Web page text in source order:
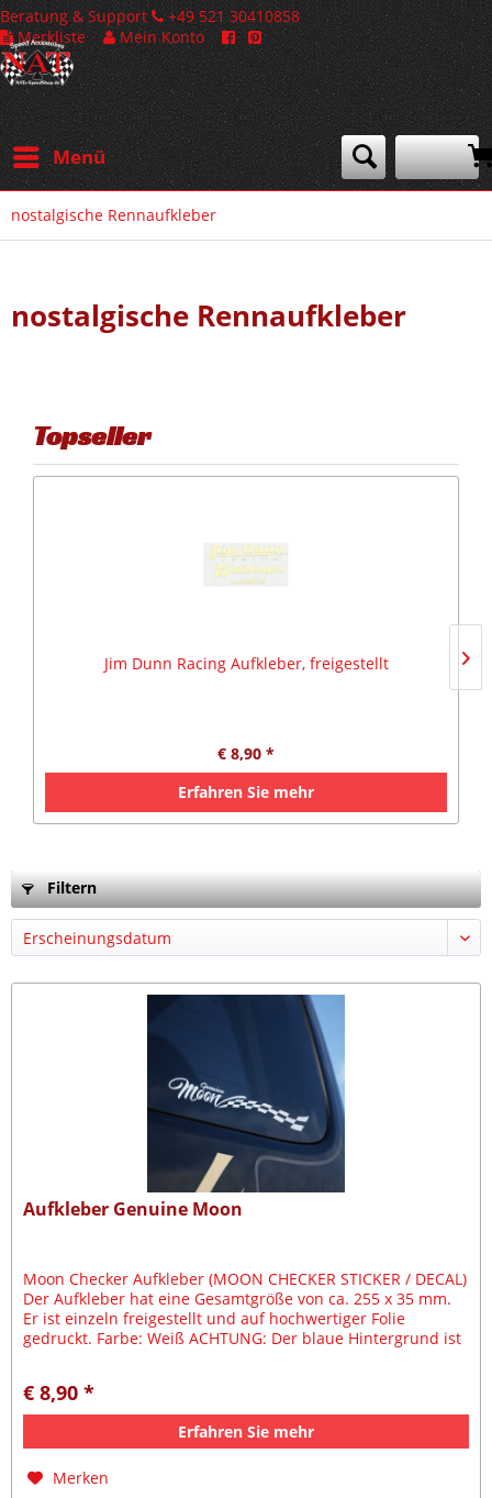
Beratung & Support
+49 521 30410858
Merkliste
Mein Konto
Menü
nostalgische Rennaufkleber
nostalgische Rennaufkleber
Topseller
Jim Dunn Racing Aufkleber, freigestellt
€ 8,90 *
Erfahren Sie mehr
Filtern
Aufkleber Genuine Moon
Moon Checker Aufkleber (MOON CHECKER STICKER / DECAL)
Der Aufkleber hat eine Gesamtgröße von ca. 255 x 35 mm.
Er ist einzeln freigestellt und auf hochwertiger Folie
gedruckt. Farbe: Weiß ACHTUNG: Der blaue Hintergrund ist
€ 8,90 *
Erfahren Sie mehr
Merken